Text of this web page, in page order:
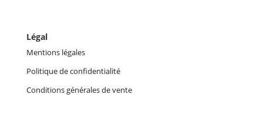
Légal
Mentions légales
Politique de confidentialité
Conditions générales de vente